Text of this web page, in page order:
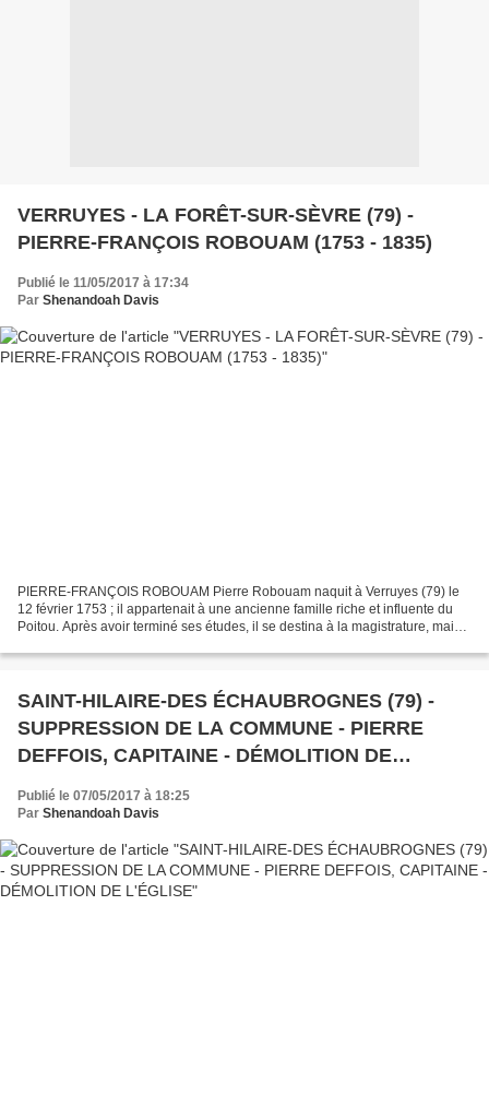
VERRUYES - LA FORÊT-SUR-SÈVRE (79) -
PIERRE-FRANÇOIS ROBOUAM (1753 - 1835)
Publié le 11/05/2017 à 17:34
Par Shenandoah Davis
PIERRE-FRANÇOIS ROBOUAM Pierre Robouam naquit à Verruyes (79) le
12 février 1753 ; il appartenait à une ancienne famille riche et influente du
Poitou. Après avoir terminé ses études, il se destina à la magistrature, mais
SAINT-HILAIRE-DES ÉCHAUBROGNES (79) -
SUPPRESSION DE LA COMMUNE - PIERRE
DEFFOIS, CAPITAINE - DÉMOLITION DE
L'ÉGLISE
Publié le 07/05/2017 à 18:25
Par Shenandoah Davis